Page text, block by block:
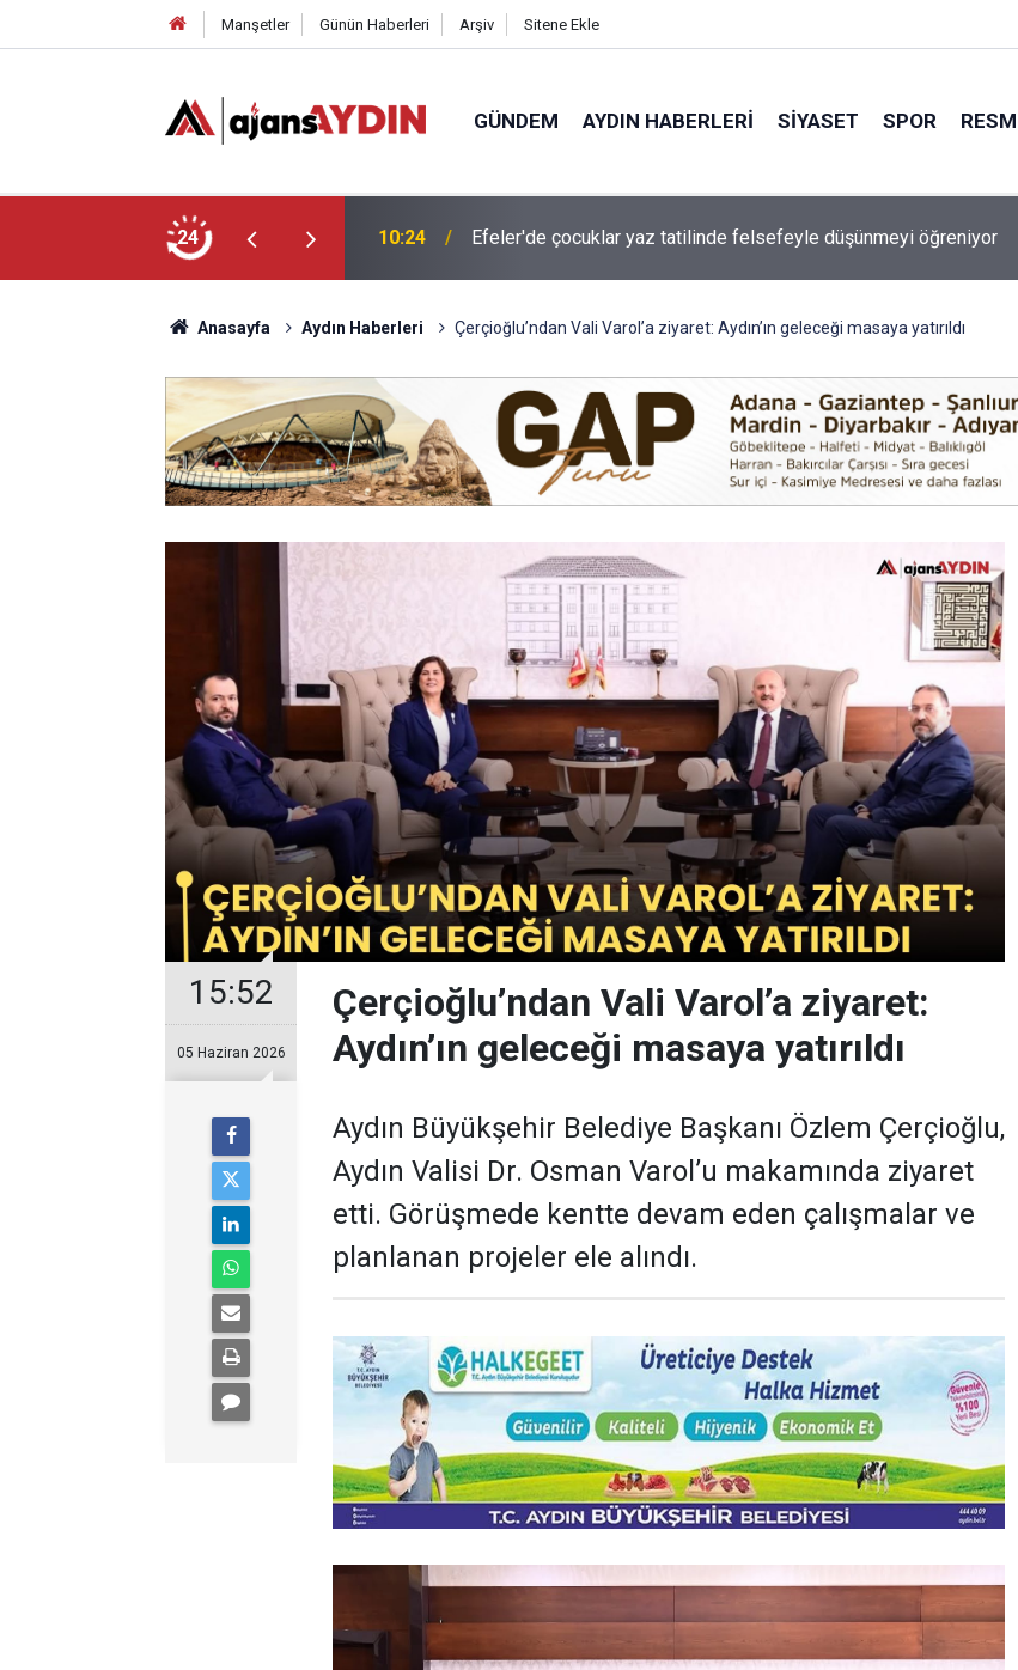
Manşetler Günün Haberleri Arşiv Sitene Ekle
GÜNDEM AYDIN HABERLERI SIYASET SPOR
24
düşünmeyi öğreniyor 09:36 Aydın’da bugün elektrik kesintisi yaşanacak!
Anasayfa Aydın Haberleri Çerçioğlu’ndan Vali Varol’a ziyaret: Aydın’ın geleceği masaya yatırıldı
15:52
05 Haziran 2026
Çerçioğlu’ndan Vali Varol’a ziyaret:
Aydın’ın geleceği masaya yatırıldı
Aydın Büyükşehir Belediye Başkanı Özlem Çerçioğlu,
Aydın Valisi Dr. Osman Varol’u makamında ziyaret
etti. Görüşmede kentte devam eden çalışmalar ve
planlanan projeler ele alındı.